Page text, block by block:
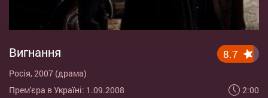
Вигнання
Росія, 2007 (драма)
Прем'єра в Україні: 1.09.2008
8.7
2:00